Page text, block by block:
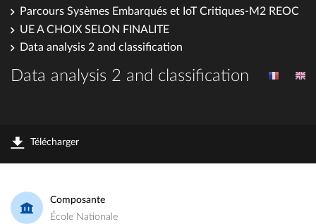
Parcours Sysèmes Embarqués et IoT Critiques-M2 REOC
UE A CHOIX SELON FINALITE
Data analysis 2 and classification
Data analysis 2 and classification
Télécharger
Composante
École Nationale